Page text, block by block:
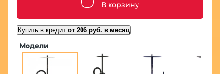
В корзину
Купить в кредит от 206 руб. в месяц
Модели